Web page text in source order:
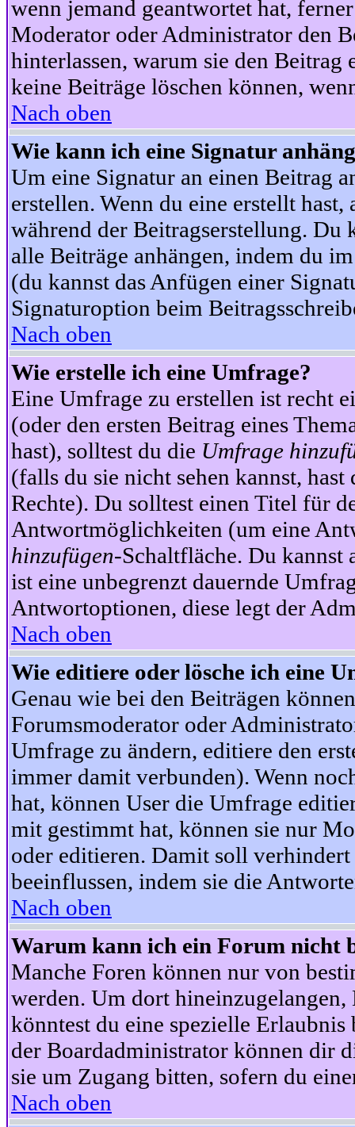
wenn jemand geantwortet hat,
Moderator oder Administrator den
hinterlassen, warum sie den Beitrag
keine Beiträge löschen können,
Nach oben
Wie kann ich eine Signatur
Um eine Signatur an einen Beitrag
erstellen. Wenn du eine erstellt
während der Beitragserstellung. Du
alle Beiträge anhängen, indem du
(du kannst das Anfügen einer
Signaturoption beim
Nach oben
Wie erstelle ich eine Umfrage?
Eine Umfrage zu erstellen ist recht
(oder den ersten Beitrag eines
hast), solltest du die Umfrage
(falls du sie nicht sehen kannst,
Rechte). Du solltest einen Titel für
Antwortmöglichkeiten (um eine
hinzufügen-Schaltfläche. Du
ist eine unbegrenzt dauernde
Antwortoptionen, diese legt der
Nach oben
Wie editiere oder lösche ich eine
Genau wie bei den Beiträgen
Forumsmoderator oder
Umfrage zu ändern, editiere den
immer damit verbunden). Wenn
hat, können User die Umfrage
mit gestimmt hat, können sie nur
oder editieren. Damit soll
beeinflussen, indem sie die
Nach oben
Warum kann ich ein Forum nicht
Manche Foren können nur von
werden. Um dort hineinzugelangen,
könntest du eine spezielle
der Boardadministrator können dir
sie um Zugang bitten, sofern du
Nach oben